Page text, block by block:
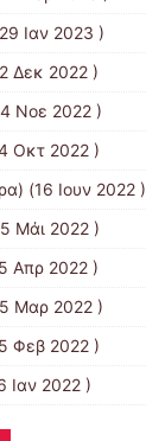
Ιαν 2023 )
Δεκ 2022 )
Νοε 2022 )
Οκτ 2022 )
(16 Ιουν 2022 )
Μάι 2022 )
Απρ 2022 )
Μαρ 2022 )
Φεβ 2022 )
Ιαν 2022 )